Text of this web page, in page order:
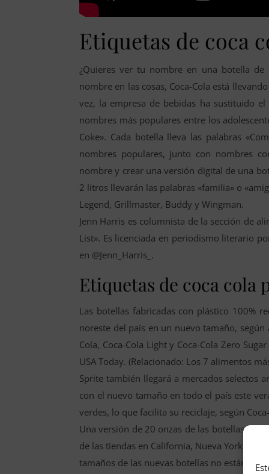
Etiquetas de coca
¿Quieres ver tu nombre en una botella de
nombre en las cosas, Coca-Cola está
vez, la empresa de bebidas ha sustituido
nombres más populares entre los
Coke». Cada botella lleva las palabras
nombres populares, junto con nombres
nombre y crear una versión digital de una
2 litros llevarán las palabras «familia» o
Legend, Grillmaster, Buddy y Wingman.
Jenn Harris es columnista de la sección de
List». Es licenciada en periodismo literario
en @Jenn_Harris_.
Etiquetas de coca cola
Las botellas fabricadas con plástico 100%
noreste del país en un nuevo tamaño,
Cola, Coca-Cola Light y Coca-Cola Zero
USA Today. (Relacionado: Los 7 alimentos
Sprite también llegará a mercados selectos
con el nuevo tamaño en todo el país este
verdes, lo que facilita su reciclaje, según
Una versión de 20 onzas de las botellas de
de las tiendas en California, Nueva York y
tamaños de las nuevas botellas no están